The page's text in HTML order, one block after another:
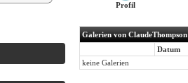
Profil
Galerien von ClaudeThompson
Datum
keine Galerien